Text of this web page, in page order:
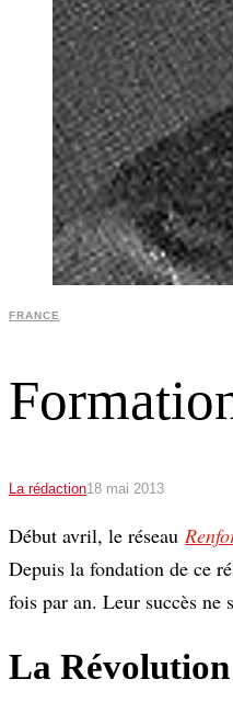
FRANCE
La rédaction18 mai 2013
Début avril, le réseau
Depuis la fondation de ce
fois par an. Leur succès ne
La